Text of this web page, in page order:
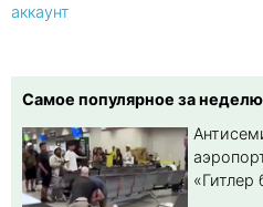
аккаунт
Самое популярное за
«Гитлер